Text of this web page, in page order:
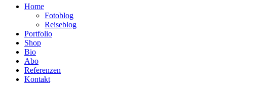
Home
Fotoblog
Reiseblog
Portfolio
Shop
Bio
Abo
Referenzen
Kontakt